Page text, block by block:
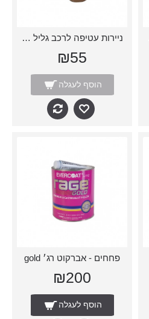
ניירות עטיפה לרכב גליל - 45 ס״מ
₪55
הוסף לעגלה
פחחים - אברקוט רג׳ gold
₪200
הוסף לעגלה